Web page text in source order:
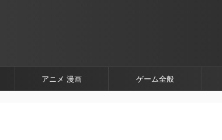
アニメ 漫画 ゲーム全般